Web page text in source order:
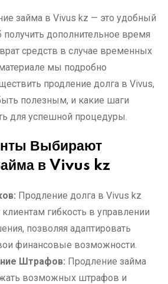
получить дополнительное время
средств в случае временных
мы подробно
продление долга в Vivus,
полезным, и какие шаги
для успешной процедуры.
Выбирают
в Vivus kz
Продление долга в Vivus kz
клиентам гибкость в управлении
позволяя адаптировать
финансовые возможности.
Штрафов: Продление займа
возможных штрафов и